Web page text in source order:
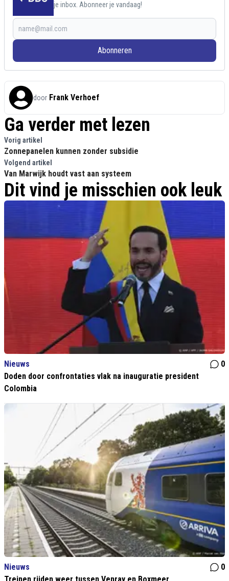
je inbox. Abonneer je vandaag!
Abonneren
door Frank Verhoef
Ga verder met lezen
Vorig artikel
Zonnepanelen kunnen zonder subsidie
Volgend artikel
Van Marwijk houdt vast aan systeem
Dit vind je misschien ook leuk
Nieuws
0
Doden door confrontaties vlak na inauguratie president
Colombia
Nieuws
0